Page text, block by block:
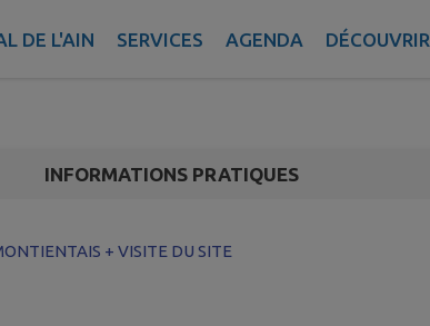
DE L'AIN SERVICES AGENDA DÉCOUVRIR
+ VISITE DU SITE
INFORMATIONS PRATIQUES
+ VISITE DU SITE